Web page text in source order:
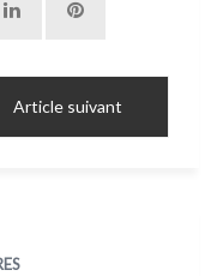
Article suivant